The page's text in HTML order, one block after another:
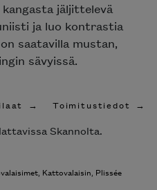
jäljittelevä
ja luo kontrastia
saatavilla mustan,
sävyissä.
Toimitustiedot
Skannolta.
Kattovalaisin Plissée